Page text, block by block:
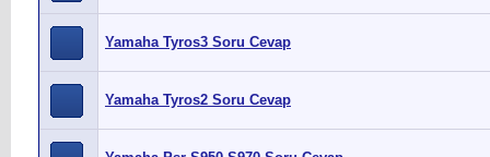
Yamaha Tyros3 Soru Cevap
Yamaha Tyros2 Soru Cevap